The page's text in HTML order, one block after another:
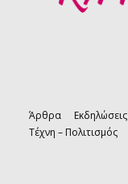
Άρθρα Εκδηλώσεις
Τέχνη – Πολιτισμός